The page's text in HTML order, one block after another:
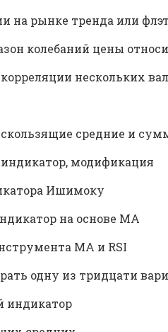
на рынке тренда или
колебаний цены
нескольких
скользящие средние и
модификация
Ишимоку
на основе MA
MA и RSI
одну из тридцати
индикатор